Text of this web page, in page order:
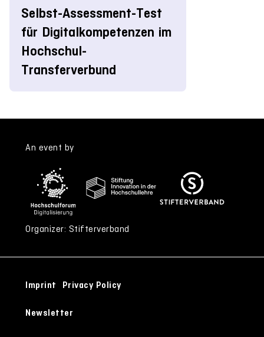
Selbst-Assessment-Test
für Digitalkompetenzen im
Hochschul-
Transferverbund
An event by
Organizer: Stifterverband
Imprint Privacy Policy
Newsletter